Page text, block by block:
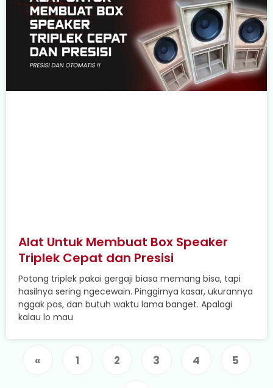
Alat Untuk Membuat Box Speaker
Triplek Cepat dan Presisi
Potong triplek pakai gergaji biasa memang bisa, tapi
hasilnya sering ngecewain. Pinggirnya kasar, ukurannya
nggak pas, dan butuh waktu lama banget. Apalagi
kalau lo mau
« 1 2 3 4 5